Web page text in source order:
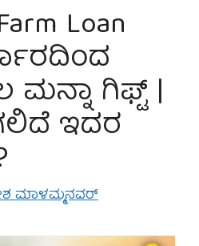
Loan
ಮನ್ನಾ ಗಿಫ್ಟ್ |
ಇದರ
ಮಾಳಮ್ಮನವರ್